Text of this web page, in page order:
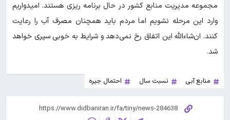
مجموعه مدیریت منابع کشور در حال برنامه ریزی هستند. امیدواریم
وارد این مرحله نشویم اما مردم باید همچنان مصرف آب را رعایت
کنند. ان‌شاءالله این اتفاق رخ نمی‌دهد و شرایط به خوبی سپری خواهد
شد.
منابع آبی نسبت سال احتمال جیره